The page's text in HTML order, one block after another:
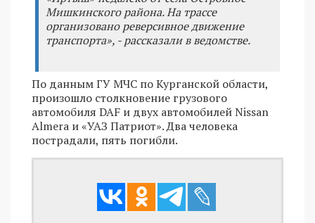
Мишкинского района. На трассе
организовано реверсивное движение
транспорта», - рассказали в ведомстве.
По данным ГУ МЧС по Курганской области,
произошло столкновение грузового
автомобиля DAF и двух автомобилей Nissan
Almera и «УАЗ Патриот». Два человека
пострадали, пять погибли.